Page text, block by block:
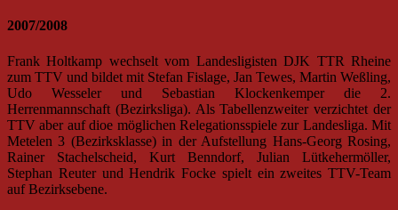
2007/2008
Frank Holtkamp wechselt vom Landesligisten DJK TTR Rheine
zum TTV und bildet mit Stefan Fislage, Jan Tewes, Martin Weßling,
Udo Wesseler und Sebastian Klockenkemper die 2.
Herrenmannschaft (Bezirksliga). Als Tabellenzweiter verzichtet der
TTV aber auf dioe möglichen Relegationsspiele zur Landesliga. Mit
Metelen 3 (Bezirksklasse) in der Aufstellung Hans-Georg Rosing,
Rainer Stachelscheid, Kurt Benndorf, Julian Lütkehermöller,
Stephan Reuter und Hendrik Focke spielt ein zweites TTV-Team
auf Bezirksebene.